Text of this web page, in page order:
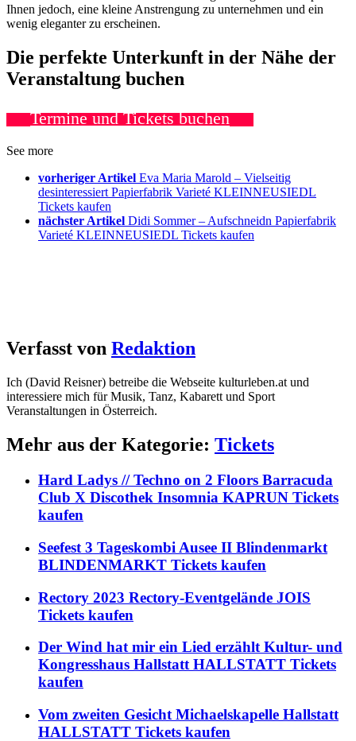
Ihnen jedoch, eine kleine Anstrengung zu unternehmen und ein
wenig eleganter zu erscheinen.
Die perfekte Unterkunft in der Nähe der
Veranstaltung buchen
Termine und Tickets buchen
See more
vorheriger Artikel Eva Maria Marold – Vielseitig
desinteressiert Papierfabrik Varieté KLEINNEUSIEDL
Tickets kaufen
nächster Artikel Didi Sommer – Aufschneidn Papierfabrik
Varieté KLEINNEUSIEDL Tickets kaufen
Verfasst von Redaktion
Ich (David Reisner) betreibe die Webseite kulturleben.at und
interessiere mich für Musik, Tanz, Kabarett und Sport
Veranstaltungen in Österreich.
Mehr aus der Kategorie: Tickets
Hard Ladys // Techno on 2 Floors Barracuda
Club X Discothek Insomnia KAPRUN Tickets
kaufen
Seefest 3 Tageskombi Ausee II Blindenmarkt
BLINDENMARKT Tickets kaufen
Rectory 2023 Rectory-Eventgelände JOIS
Tickets kaufen
Der Wind hat mir ein Lied erzählt Kultur- und
Kongresshaus Hallstatt HALLSTATT Tickets
kaufen
Vom zweiten Gesicht Michaelskapelle Hallstatt
HALLSTATT Tickets kaufen